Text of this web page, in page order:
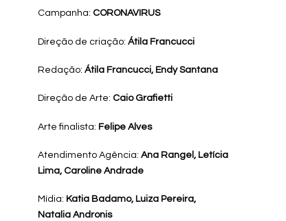
Campanha: CORONAVIRUS
Direção de criação: Átila Francucci
Redação: Átila Francucci, Endy Santana
Direção de Arte: Caio Grafietti
Arte finalista: Felipe Alves
Atendimento Agência: Ana Rangel, Letícia
Lima, Caroline Andrade
Mídia: Katia Badamo, Luiza Pereira,
Natalia Andronis